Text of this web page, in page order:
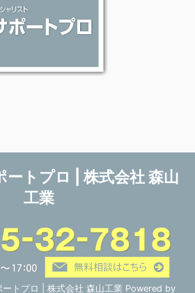
ートプロ | 株式会社 森山
工業
トプロ | 株式会社 森山工業 Powered by